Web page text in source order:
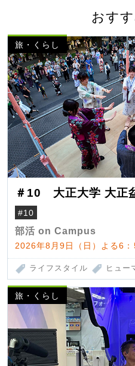
おす
旅・くらし
＃10 大正大学 大正
#10
部活 on Campus
2026年8月9日（日）よる6
ライフスタイル ヒュー
旅・くらし